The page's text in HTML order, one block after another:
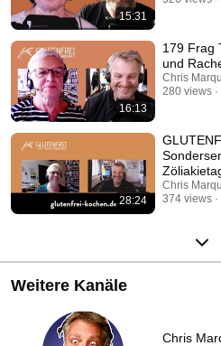
15:31
16:13
179 Frag
und
Chris
280 views
28:24
Chris
374 views
Weitere Kanäle
Chris